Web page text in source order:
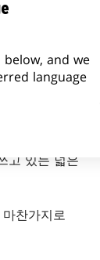
고 있는 넓은
찬가지로
and we
language